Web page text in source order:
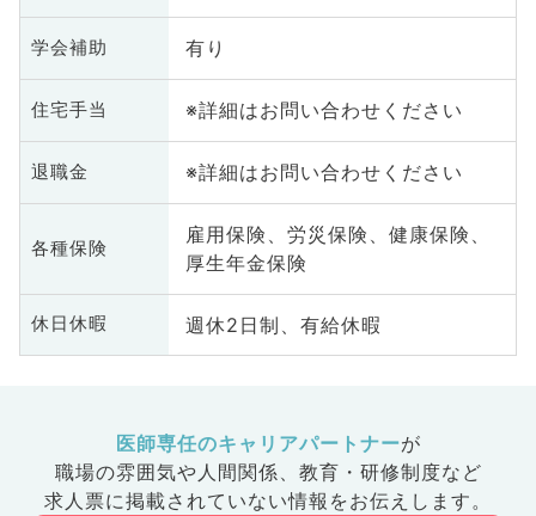
学会補助 有り
住宅手当 ※詳細はお問い合わせください
退職金 ※詳細はお問い合わせください
各種保険
雇用保険、労災保険、健康保険、
厚生年金保険
休日休暇 週休2日制、有給休暇
医師専任のキャリアパートナーが
職場の雰囲気や人間関係、 教育・研修制度など
求人票に掲載されていない情報をお伝えします。